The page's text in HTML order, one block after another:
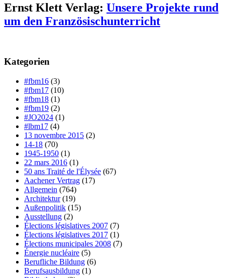
Ernst Klett Verlag: Unsere Projekte rund
um den Französischunterricht
Kategorien
#fbm16 (3)
#fbm17 (10)
#fbm18 (1)
#fbm19 (2)
#JO2024 (1)
#lbm17 (4)
13 novembre 2015 (2)
14-18 (70)
1945-1950 (1)
22 mars 2016 (1)
50 ans Traité de l'Élysée (67)
Aachener Vertrag (17)
Allgemein (764)
Architektur(19)
Außenpolitik (15)
Ausstellung (2)
Élections législatives 2007 (7)
Élections législatives 2017 (1)
Élections municipales 2008 (7)
Énergie nucléaire (5)
Berufliche Bildung (6)
Berufsausbildung (1)